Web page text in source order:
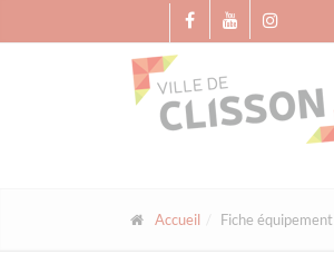
Accueil Fiche équipement
Panneau de gestion des cookies